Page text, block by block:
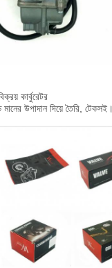
কার্বুরেটর
উপাদান দিয়ে তৈরি, টেকসই।